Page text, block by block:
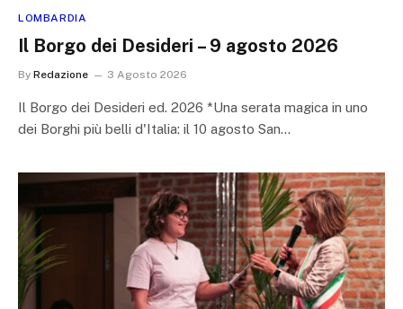
LOMBARDIA
Il Borgo dei Desideri – 9 agosto 2026
By Redazione 3 Agosto 2026
Il Borgo dei Desideri ed. 2026 *Una serata magica in uno
dei Borghi più belli d'Italia: il 10 agosto San…